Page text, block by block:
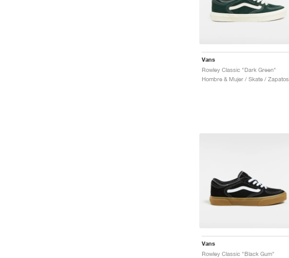
Vans
Rowley Classic "Dark Green"
Hombre & Mujer / Skate / Zapatos
Vans
Rowley Classic "Black Gum"